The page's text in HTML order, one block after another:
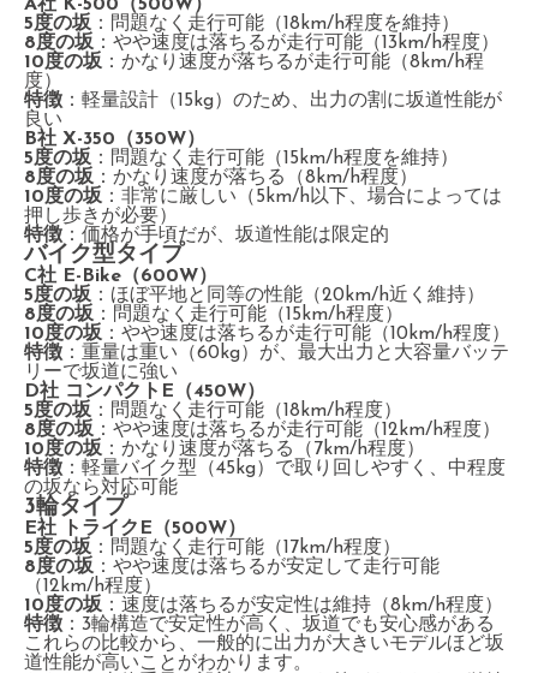
A社 K-500（500W）
5度の坂 ：問題なく走行可能（18km/h程度を維持）
8度の坂 ：やや速度は落ちるが走行可能（13km/h程度）
10度の坂 ：かなり速度が落ちるが走行可能（8km/h程
度）
特徴 ：軽量設計（15kg）のため、出力の割に坂道性能が
良い
B社 X-350（350W）
5度の坂 ：問題なく走行可能（15km/h程度を維持）
8度の坂 ：かなり速度が落ちる（8km/h程度）
10度の坂 ：非常に厳しい（5km/h以下、場合によっては
押し歩きが必要）
特徴 ：価格が手頃だが、坂道性能は限定的
バイク型タイプ
C社 E-Bike（600W）
5度の坂 ：ほぼ平地と同等の性能（20km/h近く維持）
8度の坂 ：問題なく走行可能（15km/h程度）
10度の坂 ：やや速度は落ちるが走行可能（10km/h程度）
特徴 ：重量は重い（60kg）が、最大出力と大容量バッテ
リーで坂道に強い
D社 コンパクトE（450W）
5度の坂 ：問題なく走行可能（18km/h程度）
8度の坂 ：やや速度は落ちるが走行可能（12km/h程度）
10度の坂 ：かなり速度が落ちる（7km/h程度）
特徴 ：軽量バイク型（45kg）で取り回しやすく、中程度
の坂なら対応可能
3輪タイプ
E社 トライクE（500W）
5度の坂 ：問題なく走行可能（17km/h程度）
8度の坂 ：やや速度は落ちるが安定して走行可能
（12km/h程度）
10度の坂 ：速度は落ちるが安定性は維持（8km/h程度）
特徴 ：3輪構造で安定性が高く、坂道でも安心感がある
これらの比較から、一般的に出力が大きいモデルほど坂
道性能が高いことがわかります。